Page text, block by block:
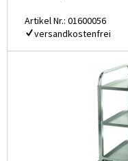
Artikel Nr.: 01600056
versandkostenfrei